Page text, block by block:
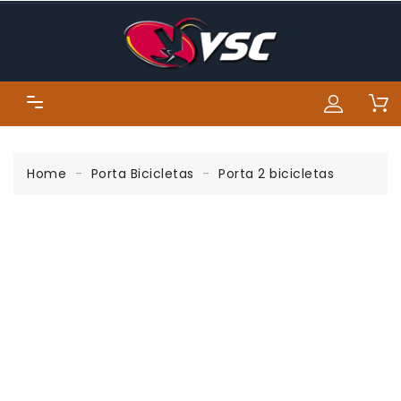
Home Porta Bicicletas Porta 2 bicicletas